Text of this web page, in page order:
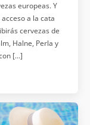
europeas. Y
a la cata
cervezas de
Halne, Perla y
[…]